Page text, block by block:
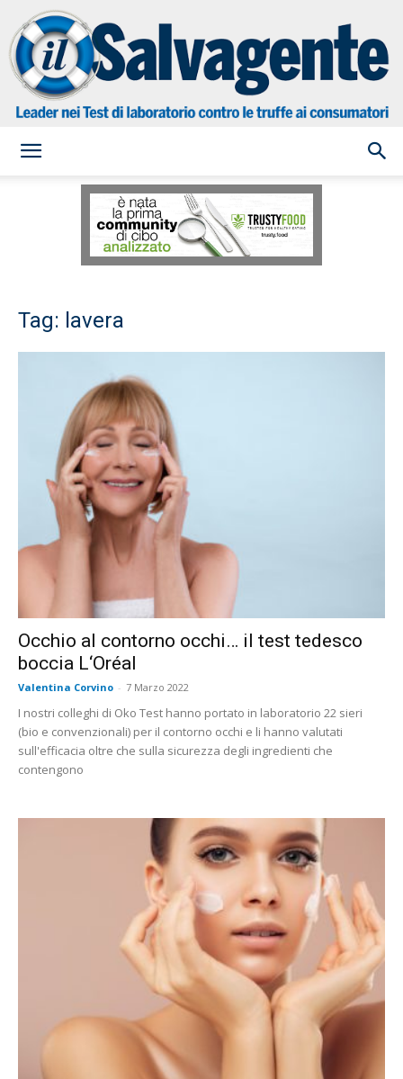
Salvagente
Tag: lavera
Occhio al contorno occhi… il test tedesco
boccia L‘Oréal
Valentina Corvino - 7 Marzo 2022
I nostri colleghi di Oko Test hanno portato in laboratorio 22 sieri
(bio e convenzionali) per il contorno occhi e li hanno valutati
sull'efficacia oltre che sulla sicurezza degli ingredienti che
contengono